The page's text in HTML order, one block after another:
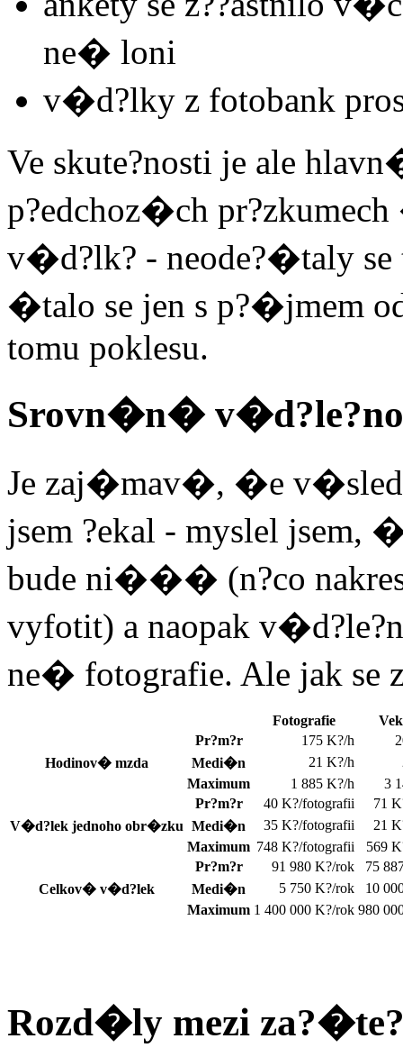
ne� loni
v�d?lky z fotobank
Ve skute?nosti je ale
p?edchoz�ch
v�d?lk? - neode?�taly
�talo se jen s p?�jmem
tomu poklesu.
Srovn�n�
Je zaj�mav�, �e
jsem ?ekal - myslel jsem,
bude ni��� (n?co
vyfotit) a naopak
ne� fotografie. Ale jak se
Fotografie
Hodinov� mzda
Pr?m?r 175 K?/h
Medi�n
21 K?/h
Maximum
1 885 K?/h 3
V�d?lek jednoho obr�zku
Pr?m?r 40 K?/fotografii
71
Medi�n
35 K?/fotografii
21
Maximum 748 K?/fotografii 569
Celkov� v�d?lek
Pr?m?r 91 980 K?/rok
75
Medi�n
5 750 K?/rok
10
Maximum 1 400 000 K?/rok 980
Rozd�ly mezi